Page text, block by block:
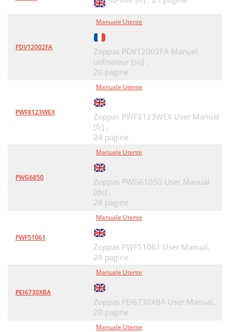
PDV12002FA
Manuale Utente
Zoppas PDV12002FA Manuel
utilisateur [sq] ,
20 pagine
PWF8123WEX
Manuale Utente
Zoppas PWF8123WEX User Manual
[fr] ,
24 pagine
PWG6850
Manuale Utente
Zoppas PWG61050 User Manual
[de] ,
28 pagine
PWF51061
Manuale Utente
Zoppas PWF51061 User Manual,
28 pagine
PEI6730XBA
Manuale Utente
Zoppas PEI6730XBA User Manual,
20 pagine
Manuale Utente